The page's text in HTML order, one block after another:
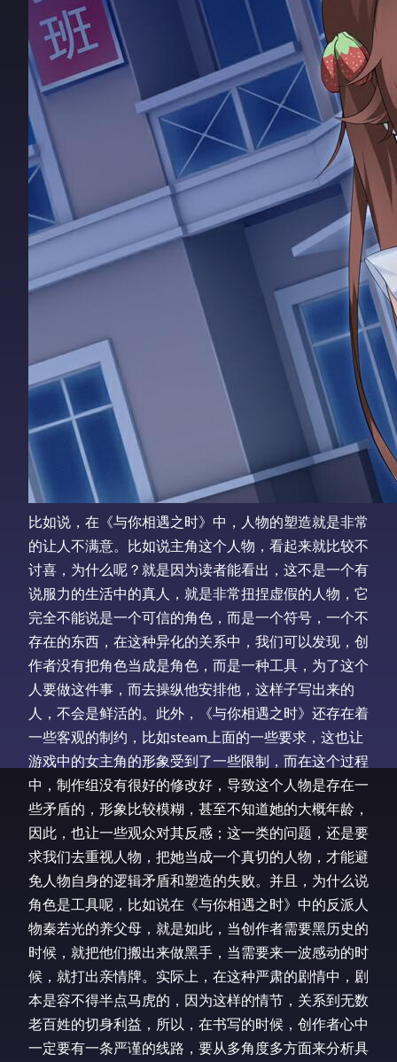
比如说，在《与你相遇之时》中，人物的塑造就是非常
的让人不满意。比如说主角这个人物，看起来就比较不
讨喜，为什么呢？就是因为读者能看出，这不是一个有
说服力的生活中的真人，就是非常扭捏虚假的人物，它
完全不能说是一个可信的角色，而是一个符号，一个不
存在的东西，在这种异化的关系中，我们可以发现，创
作者没有把角色当成是角色，而是一种工具，为了这个
人要做这件事，而去操纵他安排他，这样子写出来的
人，不会是鲜活的。此外，《与你相遇之时》还存在着
一些客观的制约，比如steam上面的一些要求，这也让
游戏中的女主角的形象受到了一些限制，而在这个过程
中，制作组没有很好的修改好，导致这个人物是存在一
些矛盾的，形象比较模糊，甚至不知道她的大概年龄，
因此，也让一些观众对其反感；这一类的问题，还是要
求我们去重视人物，把她当成一个真切的人物，才能避
免人物自身的逻辑矛盾和塑造的失败。并且，为什么说
角色是工具呢，比如说在《与你相遇之时》中的反派人
物秦若光的养父母，就是如此，当创作者需要黑历史的
时候，就把他们搬出来做黑手，当需要来一波感动的时
候，就打出亲情牌。实际上，在这种严肃的剧情中，剧
本是容不得半点马虎的，因为这样的情节，关系到无数
老百姓的切身利益，所以，在书写的时候，创作者心中
一定要有一条严谨的线路，要从多角度多方面来分析具